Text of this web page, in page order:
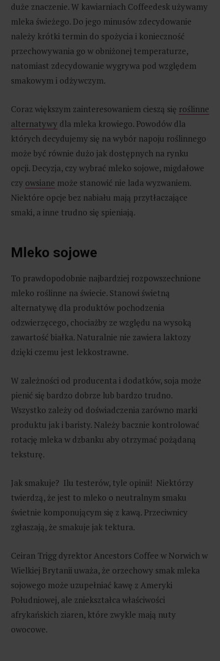
duże znaczenie. W kawiarniach Coffeedesk używamy
mleka świeżego. Do jego minusów zdecydowanie
należy krótki termin do spożycia i konieczność
przechowywania go w obniżonej temperaturze,
natomiast zdecydowanie wygrywa pod względem
smakowym i odżywczym.
Coraz większym zainteresowaniem cieszą się roślinne
alternatywy dla mleka krowiego. Powodów dla
których decydujemy się na wybór napoju roślinnego
może być równie dużo jak dostępnych na rynku
opcji. Decyzja, czy wybrać mleko sojowe, migdałowe
czy owsiane może stanowić nie lada wyzwaniem.
Niektóre opcje bez nabiału mają przytłaczające
smaki, a inne trudno się spieniają.
Mleko sojowe
To prawdopodobnie najbardziej rozpowszechnione
mleko roślinne na świecie. Stanowi świetną
alternatywę dla produktów pochodzenia
odzwierzęcego, chociażby ze względu na wysoką
zawartość białka. Naturalnie nie zawiera laktozy
dzięki czemu jest lekkostrawne.
W zależności od producenta i dodatków, soja może
pienić się bardzo dobrze lub bardzo trudno.
Wszystko zależy od doświadczenia zarówno marki
produktu jak i baristy. Należy bacznie kontrolować
rotację mleka w dzbanku aby otrzymać pożądaną
teksturę.
Jak smakuje? Ilu testerów, tyle opinii! Niektórzy
twierdzą, że jest to mleko o neutralnym smaku
świetnie komponującym się z kawą. Przeciwnicy
zgłaszają, że smakuje jak tektura.
Ceiran Trigg dyrektor Ancestors Coffee w Norwich w
Wielkiej Brytanii uważa, że orzechowy smak mleka
sojowego może uzupełniać kawę z Ameryki
Południowej, ale zniekształca właściwości
afrykańskich ziaren, które zwykle mają nuty
owocowe.